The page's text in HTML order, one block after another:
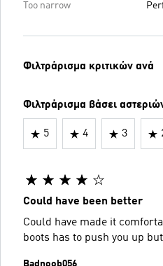
Too narrow
Φιλτράρισμα κριτικών ανά
Φιλτράρισμα βάσει
5 4 3
Could have been better
Could have made it comfortable in the base I
boots has to push you up
Badnoob056